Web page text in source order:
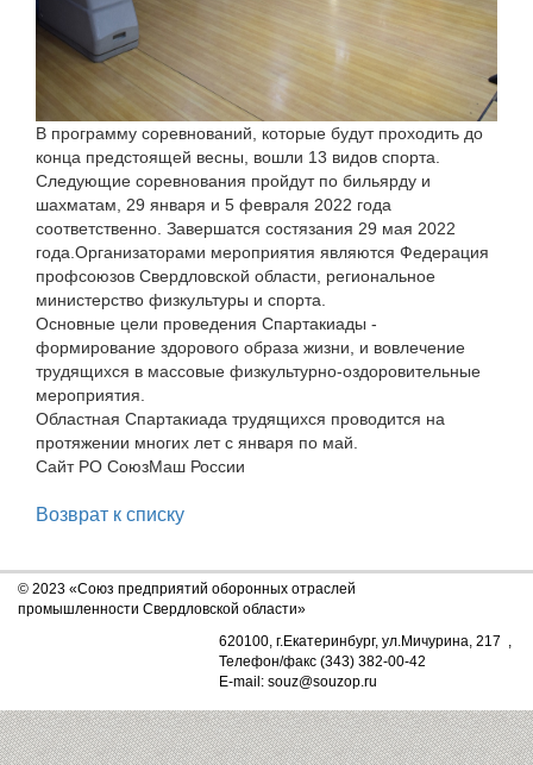
В программу соревнований, которые будут проходить до
конца предстоящей весны, вошли 13 видов спорта.
Следующие соревнования пройдут по бильярду и
шахматам, 29 января и 5 февраля 2022 года
соответственно. Завершатся состязания 29 мая 2022
года.Организаторами мероприятия являются Федерация
профсоюзов Свердловской области, региональное
министерство физкультуры и спорта.
Основные цели проведения Спартакиады -
формирование здорового образа жизни, и вовлечение
трудящихся в массовые физкультурно-оздоровительные
мероприятия.
Областная Спартакиада трудящихся проводится на
протяжении многих лет с января по май.
Сайт РО СоюзМаш России
Возврат к списку
© 2023 «Союз предприятий оборонных отраслей
промышленности Свердловской области»
620100, г.Екатеринбург, ул.Мичурина, 217 ,
Телефон/факс (343) 382-00-42
E-mail: souz@souzop.ru